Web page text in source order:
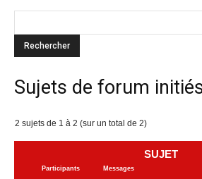
Sujets de forum
2 sujets de 1 à 2 (sur un total de 2)
SUJET
Participants Messages